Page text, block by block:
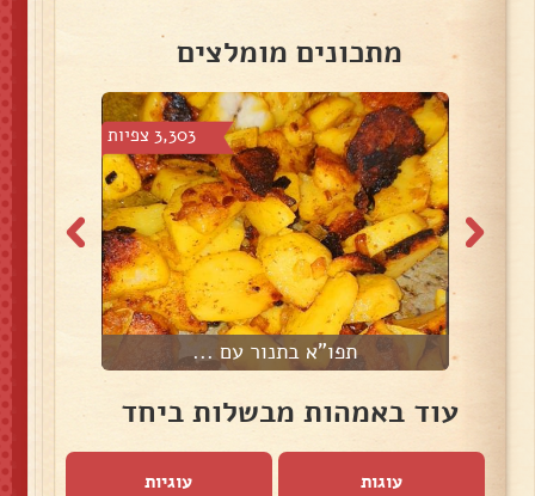
מתכונים מומלצים
3,303 צפיות
תפו"א בתנור עם ...
עוד באמהות מבשלות ביחד
עוגות עוגיות